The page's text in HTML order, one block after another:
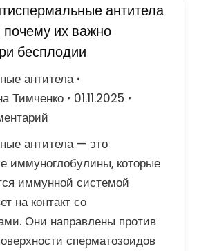
антитела
почему их важно
бесплодии
антитела
Тимченко
01.11.2025
антитела — это
иммуноглобулины, которые
иммунной системой
на контакт со
Они направлены против
сперматозоидов